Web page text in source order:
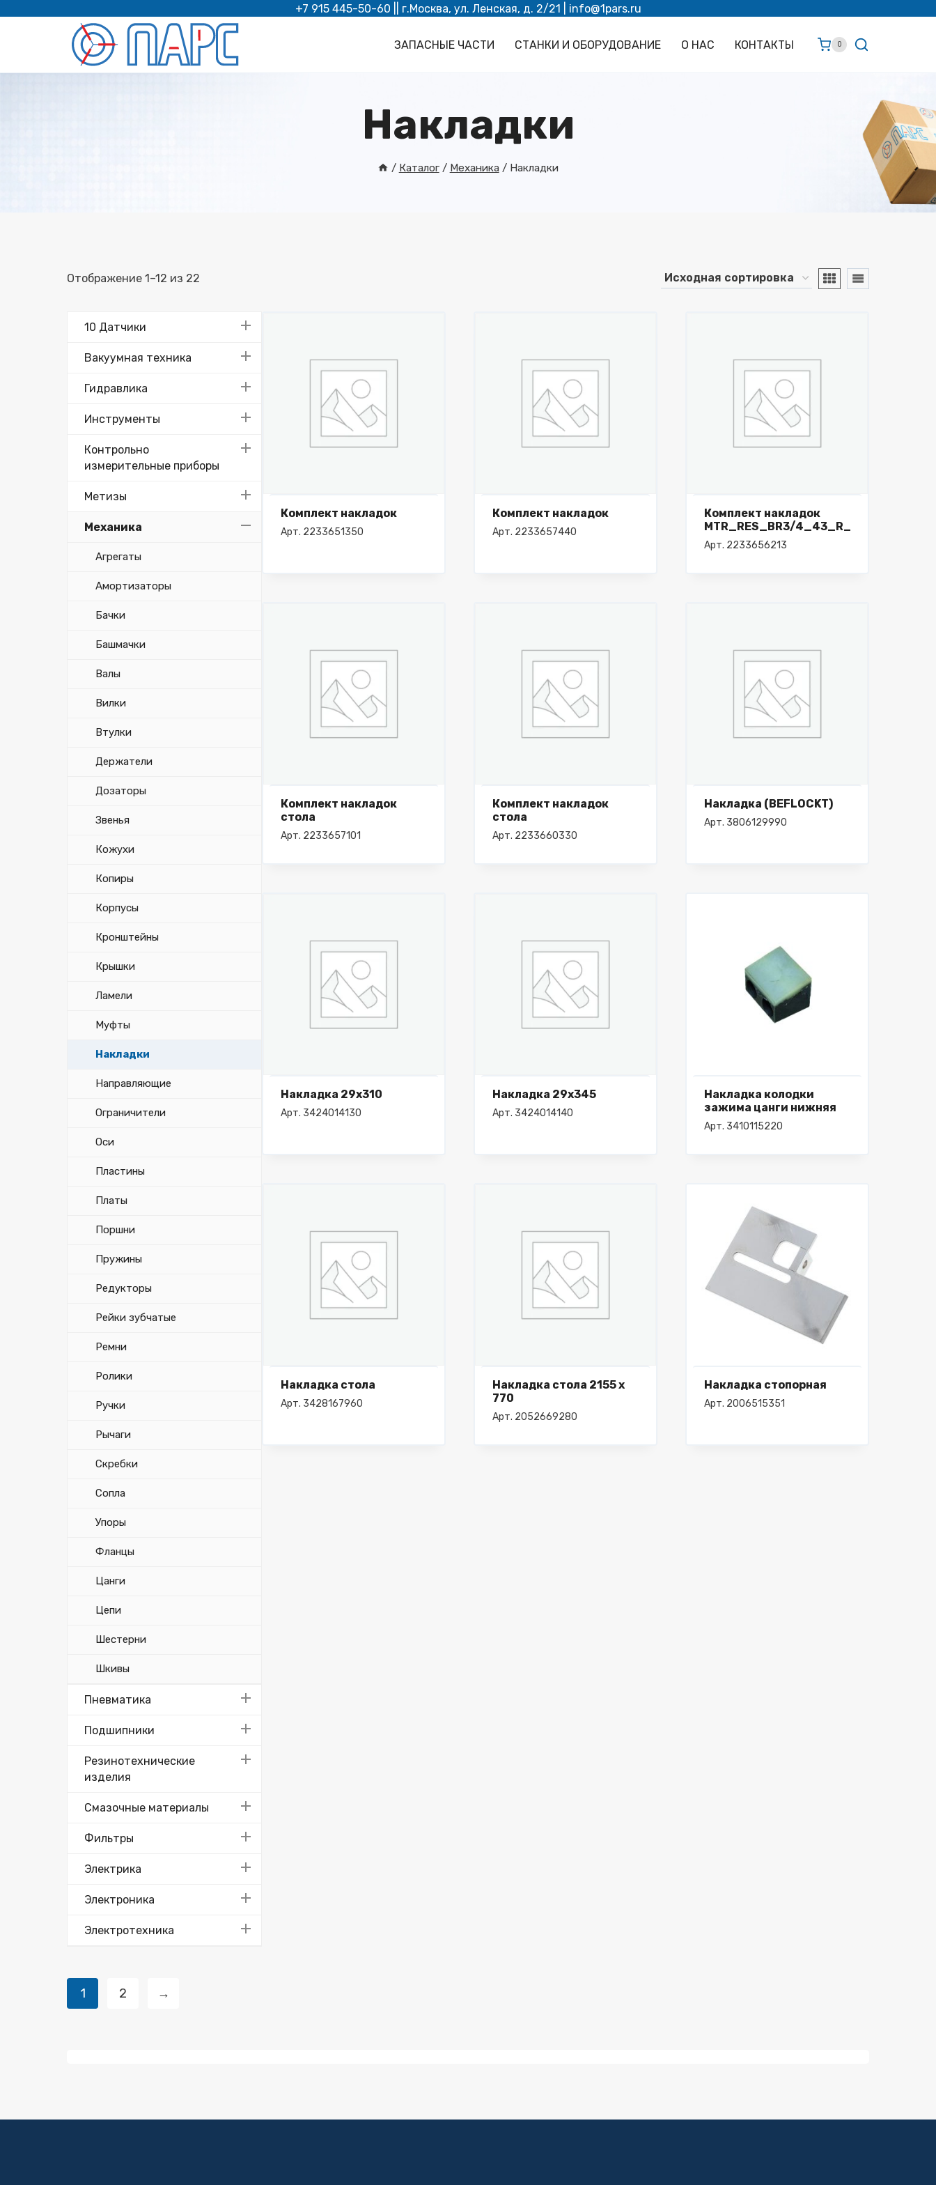
содержимому
+7 915 445-50-60 || г.Москва, ул. Ленская, д. 2/21 | info@1pars.ru
ЗАПАСНЫЕ ЧАСТИ СТАНКИ И ОБОРУДОВАНИЕ О НАС КОНТАКТЫ 0
Накладки
/ Каталог / Механика / Накладки
Отображение 1–12 из 22
10 Датчики
Вакуумная техника
Гидравлика
Инструменты
Контрольно
измерительные приборы
Метизы
Механика
Агрегаты
Амортизаторы
Бачки
Башмачки
Валы
Вилки
Втулки
Держатели
Дозаторы
Звенья
Кожухи
Копиры
Корпусы
Кронштейны
Крышки
Ламели
Муфты
Накладки
Направляющие
Ограничители
Оси
Пластины
Платы
Поршни
Пружины
Редукторы
Рейки зубчатые
Ремни
Ролики
Ручки
Рычаги
Скребки
Сопла
Упоры
Фланцы
Цанги
Цепи
Шестерни
Шкивы
Пневматика
Подшипники
Резинотехнические
изделия
Смазочные материалы
Фильтры
Электрика
Электроника
Электротехника
Комплект накладок
Арт. 2233651350
Комплект накладок
Арт. 2233657440
Комплект накладок
MTR_RES_BR3/4_43_R_BFI_KDUE
Арт. 2233656213
Комплект накладок
стола
Арт. 2233657101
Комплект накладок
стола
Арт. 2233660330
Накладка (BEFLOCKT)
Арт. 3806129990
Накладка 29х310
Арт. 3424014130
Накладка 29х345
Арт. 3424014140
Накладка колодки
зажима цанги нижняя
Арт. 3410115220
Накладка стола
Арт. 3428167960
Накладка стола 2155 х
770
Арт. 2052669280
Накладка стопорная
Арт. 2006515351
1 2 →